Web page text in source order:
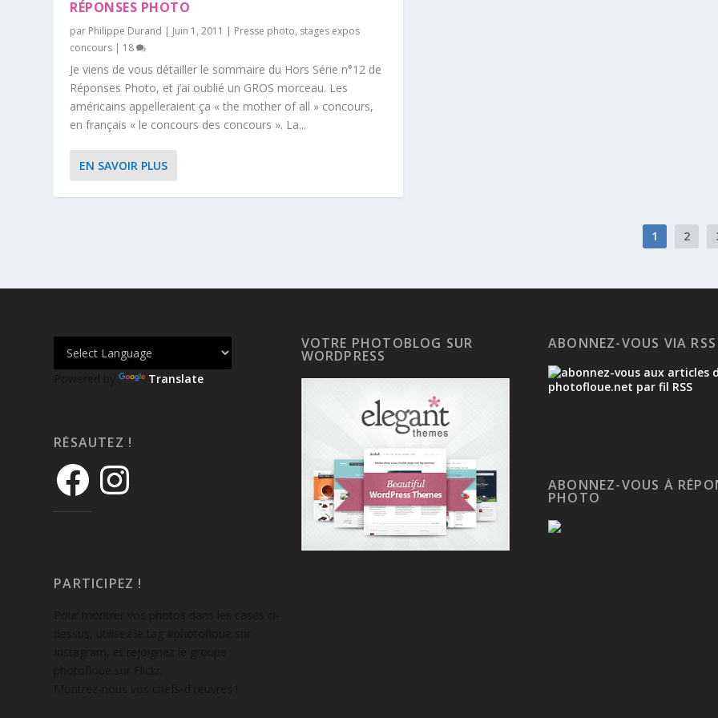
RÉPONSES PHOTO
par Philippe Durand | Juin 1, 2011 | Presse photo, stages expos
concours | 18
Je viens de vous détailler le sommaire du Hors Série n°12 de
Réponses Photo, et j’ai oublié un GROS morceau. Les
américains appelleraient ça « the mother of all » concours,
en français « le concours des concours ». La...
EN SAVOIR PLUS
1 2
Powered by Translate
RÉSAUTEZ !
PARTICIPEZ !
VOTRE PHOTOBLOG SUR
WORDPRESS
ABONNEZ-VOUS VIA RSS
ABONNEZ-VOUS À
PHOTO